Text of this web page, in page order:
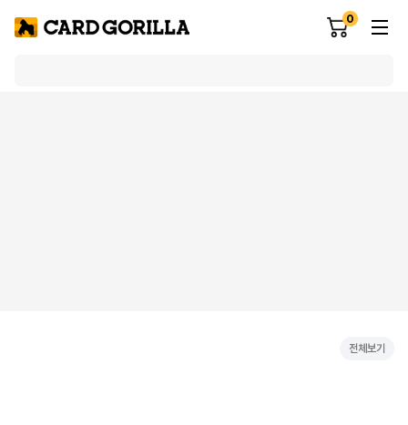
0
전체보기